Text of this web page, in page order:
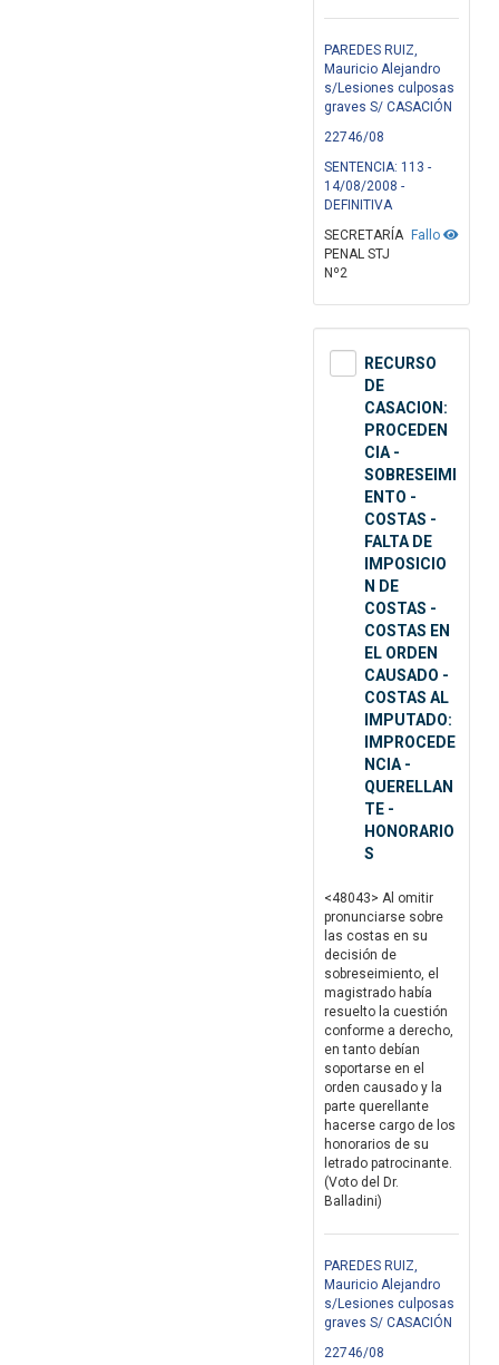
PAREDES RUIZ,
Mauricio Alejandro
s/Lesiones culposas
graves S/ CASACIÓN
22746/08
SENTENCIA: 113 -
14/08/2008 -
DEFINITIVA
Fallo
SECRETARÍA
PENAL STJ
Nº2
RECURSO
DE
CASACION:
PROCEDEN
CIA -
SOBRESEIMI
ENTO -
COSTAS -
FALTA DE
IMPOSICIO
N DE
COSTAS -
COSTAS EN
EL ORDEN
CAUSADO -
COSTAS AL
IMPUTADO:
IMPROCEDE
NCIA -
QUERELLAN
TE -
HONORARIO
S
<48043> Al omitir
pronunciarse sobre
las costas en su
decisión de
sobreseimiento, el
magistrado había
resuelto la cuestión
conforme a derecho,
en tanto debían
soportarse en el
orden causado y la
parte querellante
hacerse cargo de los
honorarios de su
letrado patrocinante.
(Voto del Dr.
Balladini)
PAREDES RUIZ,
Mauricio Alejandro
s/Lesiones culposas
graves S/ CASACIÓN
22746/08